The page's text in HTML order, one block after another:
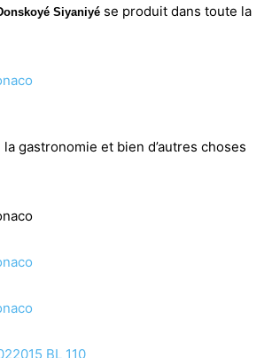
Siyaniyé se produit dans toute la
gastronomie et bien d’autres choses